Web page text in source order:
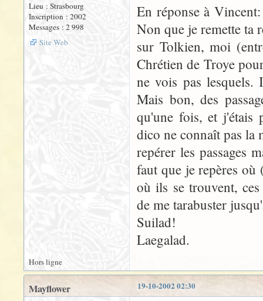
Lieu : Strasbourg
Inscription : 2002
Messages : 2 998
Site Web
En réponse à
Non que je remette ta
sur Tolkien, moi
Chrétien de Troye
ne vois pas lesquels.
Mais bon, des
qu'une fois, et j'étais
dico ne connaît pas la
repérer les passages
faut que je repères où
où ils se trouvent,
de me tarabuster
Suilad!
Laegalad.
Hors ligne
19-10-2002 02:30
Mayflower